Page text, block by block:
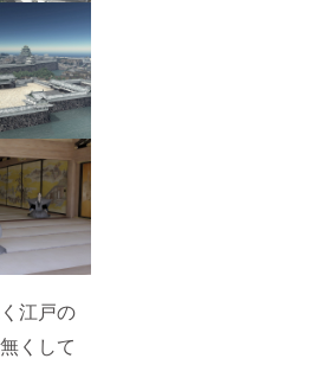
江戸の
くして